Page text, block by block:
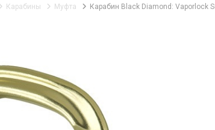
Карабины Муфта Карабин Black Diamond: Vaporlock